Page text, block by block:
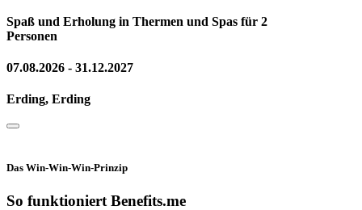
Spaß und Erholung in Thermen und Spas für 2
Personen
07.08.2026 - 31.12.2027
Erding, Erding
Das Win-Win-Win-Prinzip
So funktioniert Benefits.me